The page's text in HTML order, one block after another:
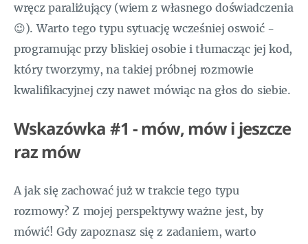
wręcz paraliżujący (wiem z własnego doświadczenia
😉). Warto tego typu sytuację wcześniej oswoić -
programując przy bliskiej osobie i tłumacząc jej kod,
który tworzymy, na takiej próbnej rozmowie
kwalifikacyjnej czy nawet mówiąc na głos do siebie.
Wskazówka #1 - mów, mów i jeszcze
raz mów
A jak się zachować już w trakcie tego typu
rozmowy? Z mojej perspektywy ważne jest, by
mówić! Gdy zapoznasz się z zadaniem, warto